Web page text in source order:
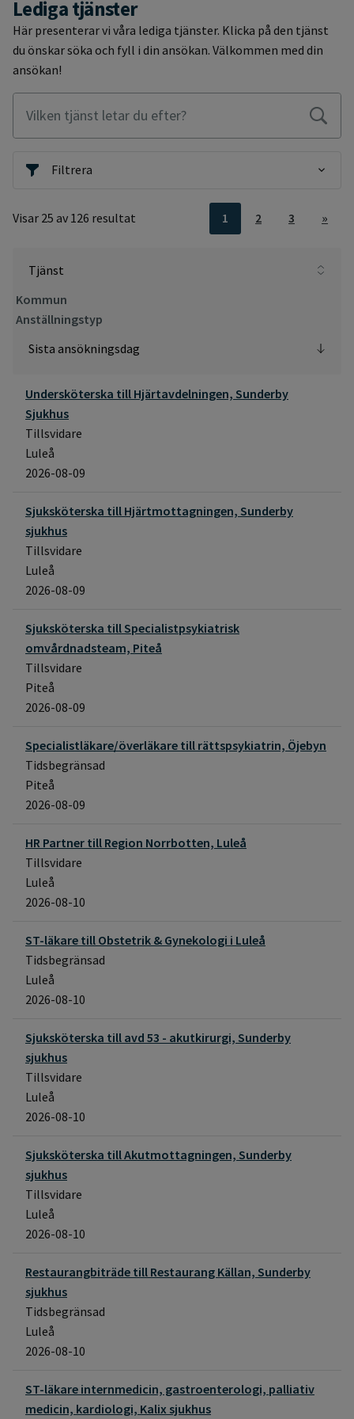
Lediga tjänster
Här presenterar vi våra lediga tjänster. Klicka på den tjänst
du önskar söka och fyll i din ansökan. Välkommen med din
ansökan!
Filtrera
Visar 25 av 126 resultat 1 2 3 »
Tjänst
Kommun
Anställningstyp
Sista ansökningsdag
Undersköterska till Hjärtavdelningen, Sunderby
Sjukhus
Luleå
Tillsvidare
2026-08-09
Sjuksköterska till Hjärtmottagningen, Sunderby
sjukhus
Luleå
Tillsvidare
2026-08-09
Sjuksköterska till Specialistpsykiatrisk
omvårdnadsteam, Piteå
Piteå
Tillsvidare
2026-08-09
Specialistläkare/överläkare till rättspsykiatrin, Öjebyn
Piteå
Tidsbegränsad
2026-08-09
HR Partner till Region Norrbotten, Luleå
Luleå
Tillsvidare
2026-08-10
ST-läkare till Obstetrik & Gynekologi i Luleå
Luleå
Tidsbegränsad
2026-08-10
Sjuksköterska till avd 53 - akutkirurgi, Sunderby
sjukhus
Luleå
Tillsvidare
2026-08-10
Sjuksköterska till Akutmottagningen, Sunderby
sjukhus
Luleå
Tillsvidare
2026-08-10
Restaurangbiträde till Restaurang Källan, Sunderby
sjukhus
Luleå
Tidsbegränsad
2026-08-10
ST-läkare internmedicin, gastroenterologi, palliativ
medicin, kardiologi, Kalix sjukhus